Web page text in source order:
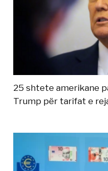
25 shtete amerikane
Trump për tarifat e